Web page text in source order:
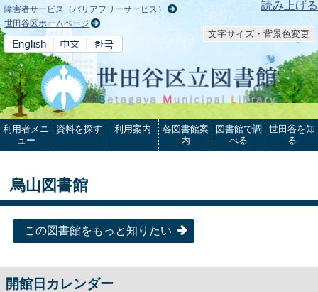
本文へ 読み上げる
障害者サービス（バリアフリーサービス）
世田谷区ホームページ
文字サイズ・背景色変更
利用者メニ
ュー
資料を探す 利用案内
各図書館案
内
図書館で調
べる
世田谷を知
る
烏山図書館
この図書館をもっと知りたい
開館日カレンダー